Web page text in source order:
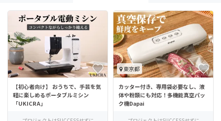
【初心者向け】 おうちで、手芸を気
軽に楽しめるポータブルミシン
「UKICRA」
東京都
カッター付き、専用袋必要なし、液
体や粉類にも対応！多機能真空パッ
ク機Dapai